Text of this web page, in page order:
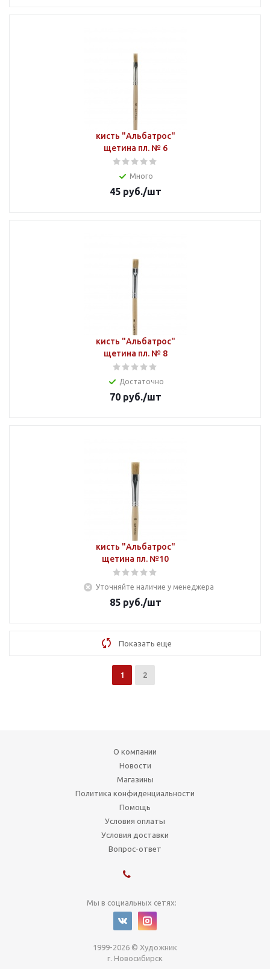
кисть "Альбатрос"
щетина пл. № 6
Много
45руб./шт
кисть "Альбатрос"
щетина пл. № 8
Достаточно
70руб./шт
кисть "Альбатрос"
щетина пл. №10
Уточняйте наличие у менеджера
85руб./шт
Показать еще
1 2
О компании
Новости
Магазины
Политика конфиденциальности
Помощь
Условия оплаты
Условия доставки
Вопрос-ответ
Мы в социальных сетях:
1999-2026 © Художник
г. Новосибирск